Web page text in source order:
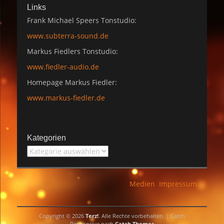
Links
Frank Michael Speers Tonstudio:
www.subterra-sound.de
Markus Fiedlers Tonstudio:
www.fiedler-audio.de
Homepage Markus Fiedler:
www.markus-fiedler.de
Kategorien
Kategorien
Medien Impressum
Copyright © 2026 Terz!. Alle Rechte vorbehalten. | Catch